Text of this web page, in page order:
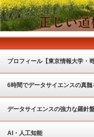
プロフィール【東京情報大学・
6時間でデータサイエンスの真
ート
データサイエンスの強力な羅針
AI・人工知能